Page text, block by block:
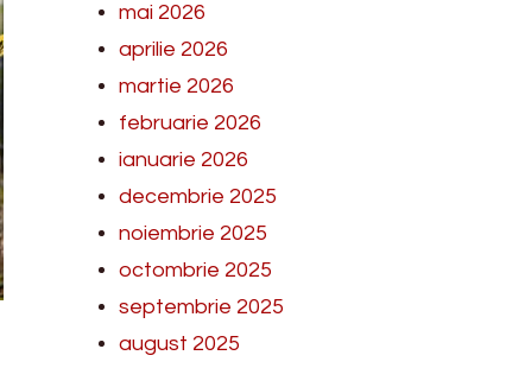
mai 2026
aprilie 2026
martie 2026
februarie 2026
ianuarie 2026
decembrie 2025
noiembrie 2025
octombrie 2025
septembrie 2025
august 2025